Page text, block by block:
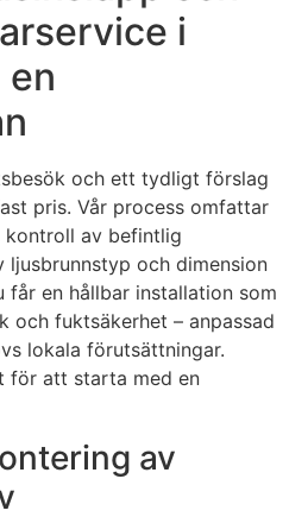
i
en
och ett tydligt förslag
pris. Vår process omfattar
kontroll av befintlig
och dimension
får en hållbar installation som
och fuktsäkerhet – anpassad
lokala förutsättningar.
för att starta med en
av